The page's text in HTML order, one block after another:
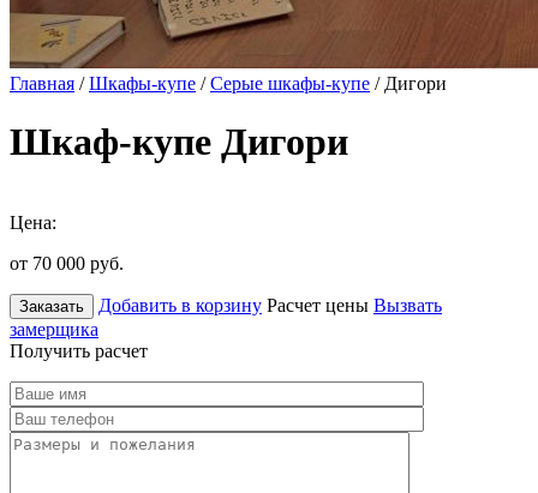
Главная /Шкафы-купе /Серые шкафы-купе / Дигори
Шкаф-купе Дигори
Цена:
от 70 000 руб.
Заказать Добавить в корзину Расчет цены Вызвать
замерщика
Получить расчет